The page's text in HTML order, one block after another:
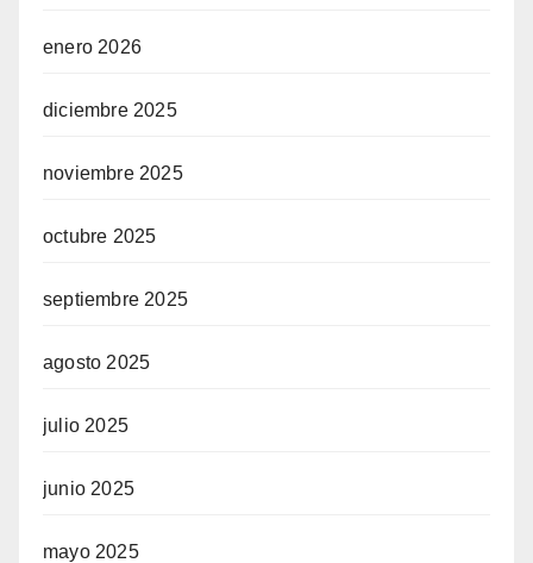
enero 2026
diciembre 2025
noviembre 2025
octubre 2025
septiembre 2025
agosto 2025
julio 2025
junio 2025
mayo 2025